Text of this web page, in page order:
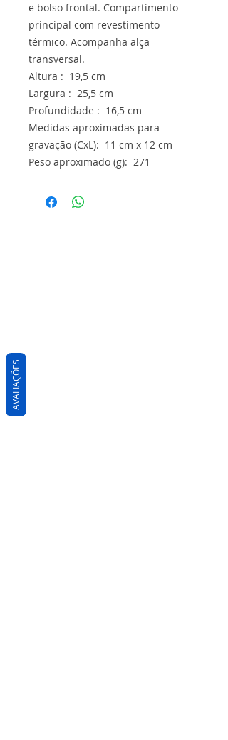
e bolso frontal. Compartimento
principal com revestimento
térmico. Acompanha alça
transversal.
Altura : 19,5 cm
Largura : 25,5 cm
Profundidade : 16,5 cm
Medidas aproximadas para
gravação (CxL): 11 cm x 12 cm
Peso aproximado (g): 271
AVALIAÇÕES